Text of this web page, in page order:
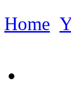
Home